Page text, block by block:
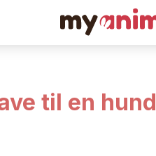
til en hund